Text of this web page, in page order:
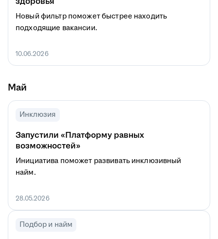
Новый фильтр поможет быстрее находить
подходящие вакансии.
10.06.2026
Май
Инклюзия
Запустили «Платформу равных
возможностей»
Инициатива поможет развивать инклюзивный
найм.
28.05.2026
Подбор и найм